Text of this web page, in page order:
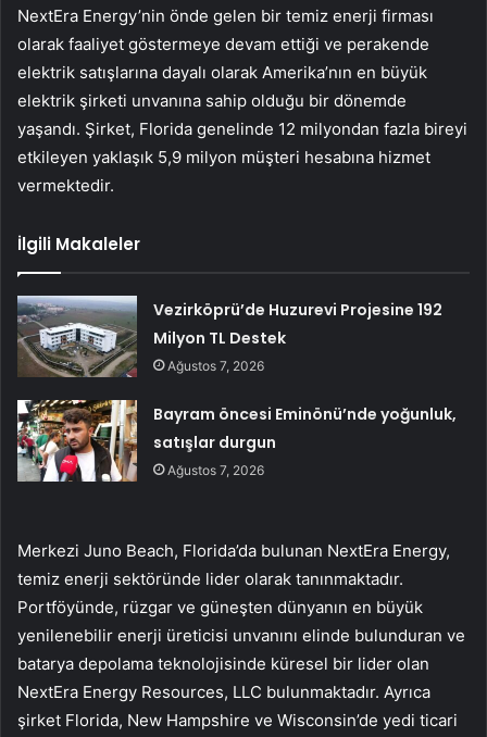
NextEra Energy’nin önde gelen bir temiz enerji firması
olarak faaliyet göstermeye devam ettiği ve perakende
elektrik satışlarına dayalı olarak Amerika’nın en büyük
elektrik şirketi unvanına sahip olduğu bir dönemde
yaşandı. Şirket, Florida genelinde 12 milyondan fazla bireyi
etkileyen yaklaşık 5,9 milyon müşteri hesabına hizmet
vermektedir.
İlgili Makaleler
Vezirköprü’de Huzurevi Projesine 192
Milyon TL Destek
Ağustos 7, 2026
Bayram öncesi Eminönü’nde yoğunluk,
satışlar durgun
Ağustos 7, 2026
Merkezi Juno Beach, Florida’da bulunan NextEra Energy,
temiz enerji sektöründe lider olarak tanınmaktadır.
Portföyünde, rüzgar ve güneşten dünyanın en büyük
yenilenebilir enerji üreticisi unvanını elinde bulunduran ve
batarya depolama teknolojisinde küresel bir lider olan
NextEra Energy Resources, LLC bulunmaktadır. Ayrıca
şirket Florida, New Hampshire ve Wisconsin’de yedi ticari